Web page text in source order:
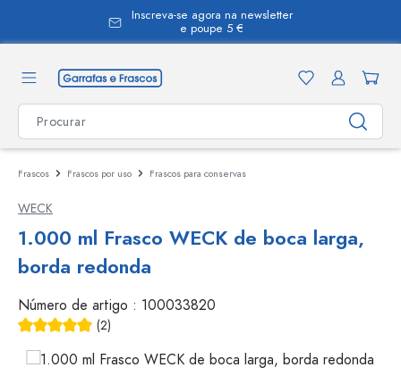
Inscreva-se agora na newsletter
e poupe 5 €
Frascos Frascos por uso Frascos para conservas
WECK
1.000 ml Frasco WECK de boca larga,
borda redonda
Número de artigo : 100033820
(2)